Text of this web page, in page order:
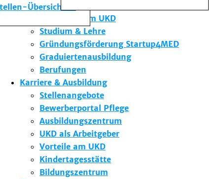
Übersicht
Die Institute des UKD
Forschung am UKD
Studium & Lehre
Gründungsförderung Startup4MED
Graduiertenausbildung
Berufungen
Karriere & Ausbildung
Stellenangebote
Bewerberportal Pflege
Ausbildungszentrum
UKD als Arbeitgeber
Vorteile am UKD
Kindertagesstätte
Bildungszentrum